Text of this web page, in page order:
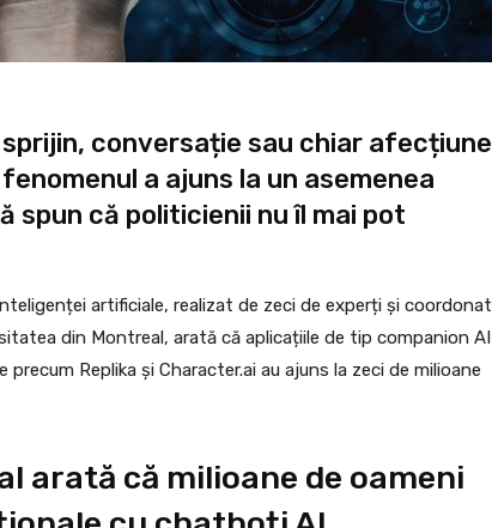
conversație sau chiar afecțiune
a ajuns la un asemenea
spun că politicienii nu îl mai pot
artificiale, realizat de zeci de experți și coordonat
din Montreal, arată că aplicațiile de tip companion AI
Replika și Character.ai au ajuns la zeci de milioane
arată că milioane de oameni